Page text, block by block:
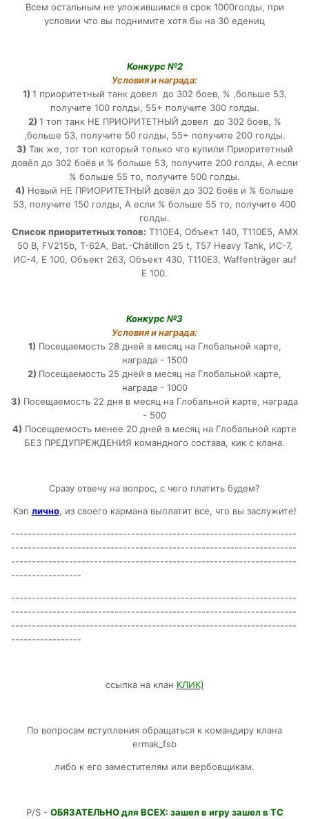
Всем остальным не уложившимся в срок 1000голды, при
условии что вы поднимите хотя бы на 30 едениц
Конкурс №2
Условия и награда:
1) 1 приоритетный танк довел до 302 боев, % ,больше 53,
получите 100 голды, 55+ получите 300 голды.
2) 1 топ танк НЕ ПРИОРИТЕТНЫЙ довел до 302 боев, %
,больше 53, получите 50 голды, 55+ получите 200 голды.
3) Так же, тот топ который только что купили Приоритетный
довёл до 302 боёв и % больше 53, получите 200 голды, А если
% больше 55 то, получите 500 голды.
4) Новый НЕ ПРИОРИТЕТНЫЙ довёл до 302 боёв и % больше
53, получите 150 голды, А если % больше 55 то, получите 400
голды.
Список приоритетных топов: T110E4, Объект 140, T110E5, AMX
50 B, FV215b, Т-62А, Bat.-Châtillon 25 t, T57 Heavy Tank, ИС-7,
ИС-4, E 100, Объект 263, Объект 430, T110E3, Waffenträger auf
E 100.
Конкурс №3
Условия и награда:
1) Посещаемость 28 дней в месяц на Глобальной карте,
награда - 1500
2) Посещаемость 25 дней в месяц на Глобальной карте,
награда - 1000
3) Посещаемость 22 дня в месяц на Глобальной карте, награда
- 500
4) Посещаемость менее 20 дней в месяц на Глобальной карте
БЕЗ ПРЕДУПРЕЖДЕНИЯ командного состава, кик с клана.
Сразу отвечу на вопрос, с чего платить будем?
Кэп лично, из своего кармана выплатит все, что вы заслужите!
---------------------------------------------------------------------
---------------------------------------------------------------------
---------------------------------------------------------------------
-----------------
---------------------------------------------------------------------
---------------------------------------------------------------------
---------------------------------------------------------------------
-----------------
ссылка на клан КЛИК)
По вопросам вступления обращаться к командиру клана
ermak_fsb
либо к его заместителям или вербовщикам.
P/S - ОБЯЗАТЕЛЬНО для ВСЕХ: зашел в игру зашел в ТС